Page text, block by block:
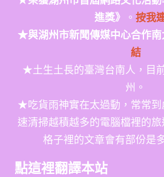
進獎》
。 按我
★與湖州市新聞傳媒中心合作南
結
★土生土長的臺灣台南人，目
州。
★吃貨雨神實在太過動，常常
速清掃越積越多的電腦檔裡的旅
格子裡的文章會有部份是
點這裡翻譯本站